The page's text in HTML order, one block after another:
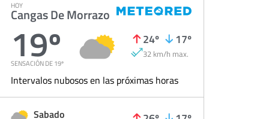
HOY
Cangas De Morrazo
19º
SENSACIÓN DE 19º
24º 17º
32 km/h max.
Intervalos nubosos en las próximas horas
Sabado